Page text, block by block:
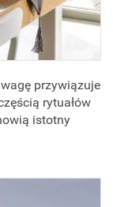
przywiązuje
rytuałów
istotny